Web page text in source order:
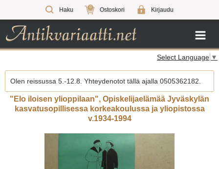
Haku 0 Ostoskori Kirjaudu
Select Language ▼
Olen reissussa 5.-12.8. Yhteydenotot tällä ajalla 0505362182.
"Elo iloisen ylioppilaan", Opiskelijaelämää Jyväskylän
kasvatusopillisessa korkeakoulussa ja yliopistossa
v.1934-1994